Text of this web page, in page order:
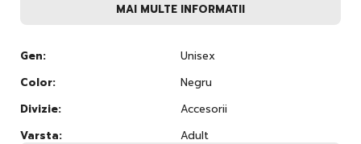
MAI MULTE INFORMATII
Gen:
Unisex
Color:
Negru
Divizie:
Accesorii
Varsta:
Adult